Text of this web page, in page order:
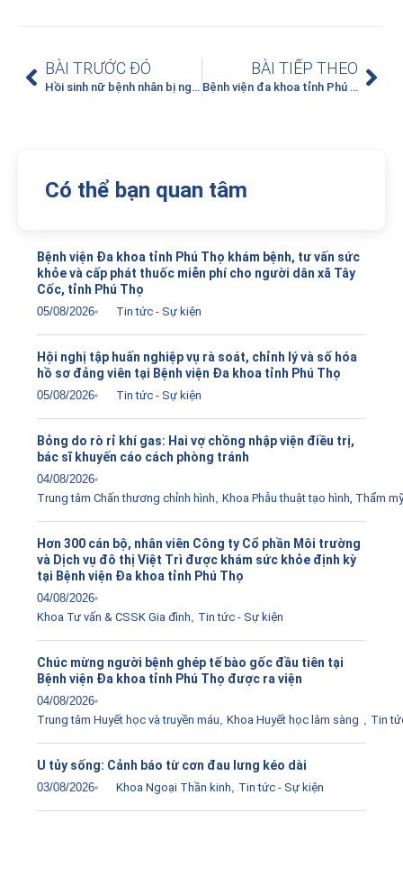
BÀI TRƯỚC ĐÓ
Hồi sinh nữ bệnh nhân bị ngừng tim trên đường đến bệnh viện
BÀI TIẾP THEO
Bệnh viện đa khoa tỉnh Phú Thọ hưởng ứng Tuần lễ Áo dài Việt Nam, chào mừng ngày Quốc tế phụ nữ 8/3
Có thể bạn quan tâm
Bệnh viện Đa khoa tỉnh Phú Thọ khám bệnh, tư vấn sức
khỏe và cấp phát thuốc miễn phí cho người dân xã Tây
Cốc, tỉnh Phú Thọ
05/08/2026 Tin tức - Sự kiện
Hội nghị tập huấn nghiệp vụ rà soát, chỉnh lý và số hóa
hồ sơ đảng viên tại Bệnh viện Đa khoa tỉnh Phú Thọ
05/08/2026 Tin tức - Sự kiện
Bỏng do rò rỉ khí gas: Hai vợ chồng nhập viện điều trị,
bác sĩ khuyến cáo cách phòng tránh
04/08/2026
Trung tâm Chấn thương chỉnh hình Khoa Phẫu thuật tạo hình, Thẩm
Hơn 300 cán bộ, nhân viên Công ty Cổ phần Môi trường
và Dịch vụ đô thị Việt Trì được khám sức khỏe định kỳ
tại Bệnh viện Đa khoa tỉnh Phú Thọ
04/08/2026
Khoa Tư vấn & CSSK Gia đình
Tin tức - Sự kiện
Chúc mừng người bệnh ghép tế bào gốc đầu tiên tại
Bệnh viện Đa khoa tỉnh Phú Thọ được ra viện
04/08/2026
Trung tâm Huyết học và truyền máu Khoa Huyết học lâm sàng Tin
U tủy sống: Cảnh báo từ cơn đau lưng kéo dài
03/08/2026 Khoa Ngoại Thần kinh Tin tức - Sự kiện